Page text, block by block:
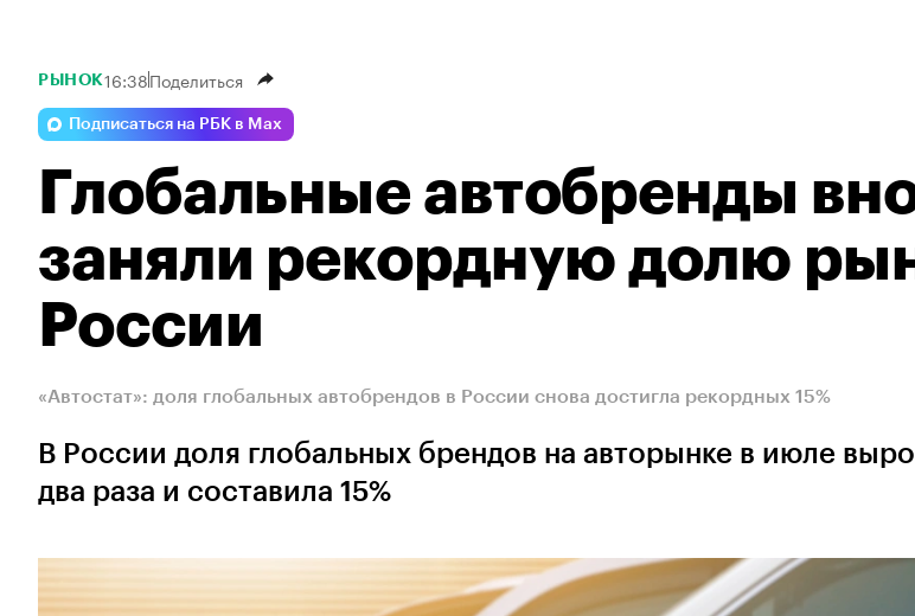
РЫНОК16:38Поделиться
Подписаться на РБК в Max
Глобальные автобренды
заняли рекордную долю
России
«Автостат»: доля глобальных автобрендов в России снова достигла рекордных 15%
В России доля глобальных брендов на авторынке в июле
два раза и составила 15%